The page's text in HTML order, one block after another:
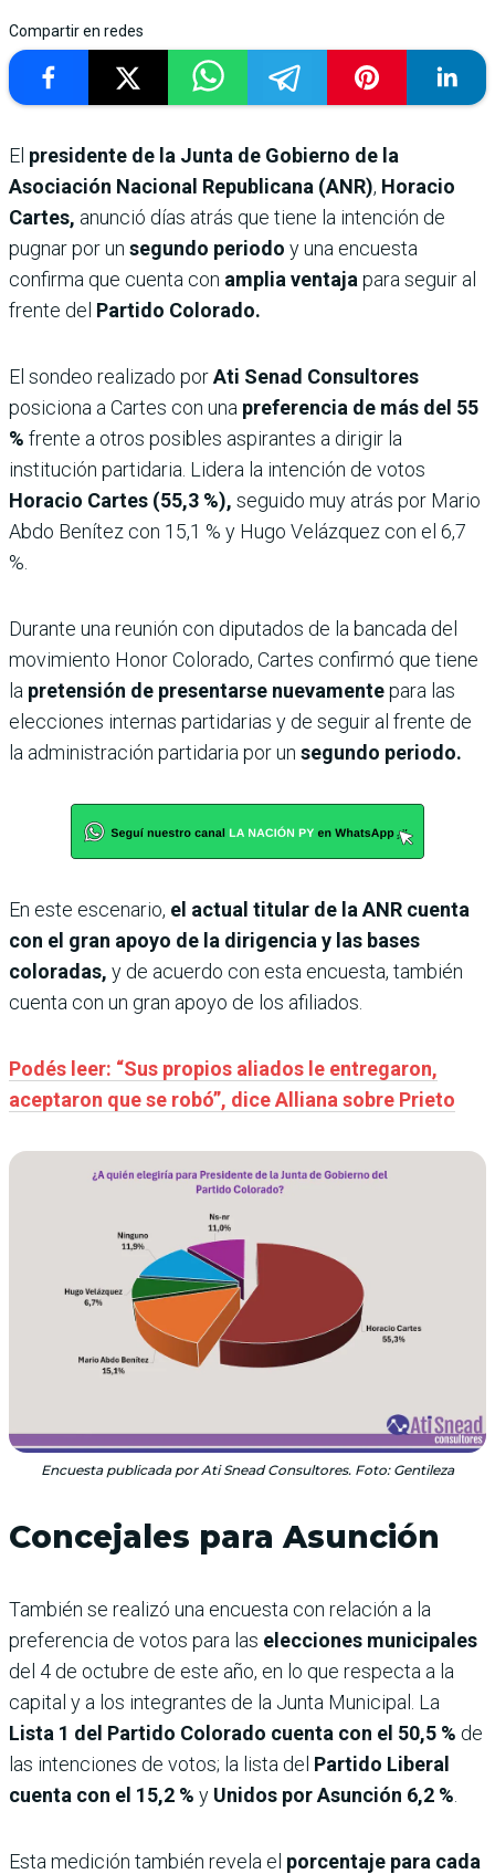
Compartir en redes
El presidente de la Junta de Gobierno de la
Asociación Nacional Republicana (ANR), Horacio
Cartes, anunció días atrás que tiene la intención de
pugnar por un segundo periodo y una encuesta
confirma que cuenta con amplia ventajapara seguir al
frente del Partido Colorado.
El sondeo realizado porAti Senad Consultores
posiciona a Cartes con una preferencia de más del 55
% frente a otros posibles aspirantes a dirigir la
institución partidaria. Lidera la intención de votos
Horacio Cartes (55,3 %), seguido muy atrás por Mario
Abdo Benítez con 15,1 % y Hugo Velázquez con el 6,7
%.
Durante una reunión con diputados de la bancada del
movimiento Honor Colorado, Cartes confirmó que tiene
la pretensión de presentarse nuevamentepara las
elecciones internas partidarias y de seguir al frente de
la administración partidaria por un segundo periodo.
En este escenario, el actual titular de la ANR cuenta
con el gran apoyo de la dirigencia y las bases
coloradas, y de acuerdo con esta encuesta, también
cuenta con un gran apoyo de los afiliados.
Podés leer: “Sus propios aliados le entregaron,
aceptaron que se robó”, dice Alliana sobre Prieto
Encuesta publicada por Ati Snead Consultores. Foto: Gentileza
Concejales para Asunción
También se realizó una encuesta con relación a la
preferencia de votos para las elecciones municipales
del 4 de octubre de este año, en lo que respecta a la
capital y a los integrantes de la Junta Municipal. La
Lista 1 del Partido Colorado cuenta con el 50,5 % de
las intenciones de votos; la lista del Partido Liberal
cuenta con el 15,2 % y Unidos por Asunción 6,2 %
Esta medición también revela el porcentaje para cada